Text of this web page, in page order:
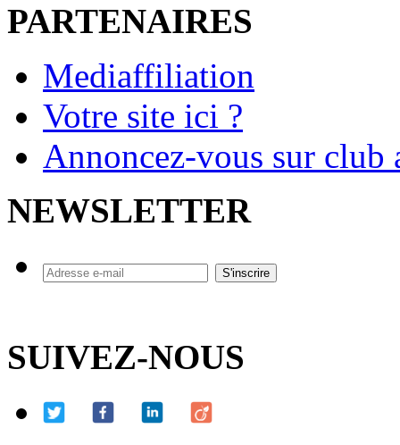
PARTENAIRES
Mediaffiliation
Votre site ici ?
Annoncez-vous sur
NEWSLETTER
SUIVEZ-NOUS